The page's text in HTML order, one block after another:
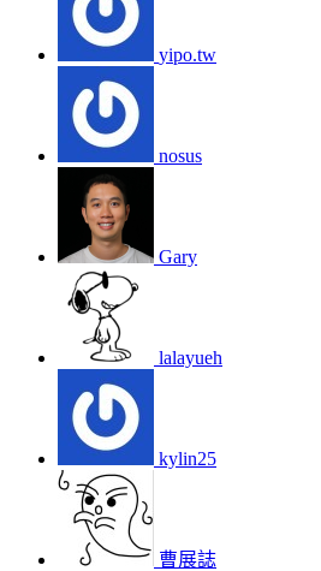
yipo.tw
nosus
Gary
lalayueh
kylin25
曹展誌